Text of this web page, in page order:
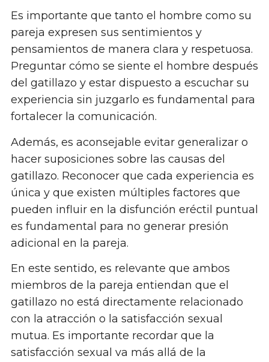
Es importante que tanto el hombre como su
pareja expresen sus sentimientos y
pensamientos de manera clara y respetuosa.
Preguntar cómo se siente el hombre después
del gatillazo y estar dispuesto a escuchar su
experiencia sin juzgarlo es fundamental para
fortalecer la comunicación.
Además, es aconsejable evitar generalizar o
hacer suposiciones sobre las causas del
gatillazo. Reconocer que cada experiencia es
única y que existen múltiples factores que
pueden influir en la disfunción eréctil puntual
es fundamental para no generar presión
adicional en la pareja.
En este sentido, es relevante que ambos
miembros de la pareja entiendan que el
gatillazo no está directamente relacionado
con la atracción o la satisfacción sexual
mutua. Es importante recordar que la
satisfacción sexual va más allá de la